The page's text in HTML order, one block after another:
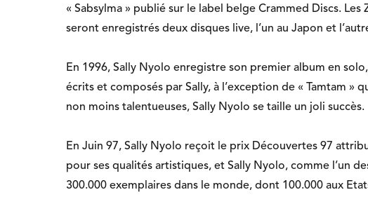
« Sabsylma » publié sur le label belge Crammed Discs.
seront enregistrés deux disques live, l’un au Japon et
En 1996, Sally Nyolo enregistre son premier album en
écrits et composés par Sally, à l’exception de « Tamtam »
non moins talentueuses, Sally Nyolo se taille un joli succès.
En Juin 97, Sally Nyolo reçoit le prix Découvertes 97
pour ses qualités artistiques, et Sally Nyolo, comme l’un
300.000 exemplaires dans le monde, dont 100.000 aux